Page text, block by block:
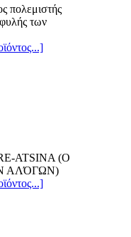
πολεμιστής
των
ATSINA (Ο
ΑΛΌΓΩΝ)